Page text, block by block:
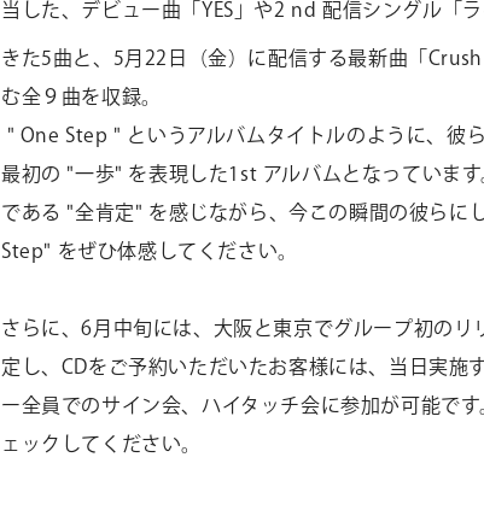
当した、デビュー曲「 YES 」や2 nd 配信シングル「
きた5曲と、 5月 22 日（金）に配信する最新曲「
む全９曲を収録。
" One Step " というアルバムタイトルのように、彼
最初の "一歩" を表現した1st アルバムとなっていま
である "全肯定" を感じながら、今この瞬間の彼らに
Step" をぜひ体感してください。
さらに、6月中旬には、大阪と東京でグループ初の
定し、 CDをご予約いただいたお客様には、当日実施
ー全員でのサイン会、ハイタッチ会に参加が可能で
ェックしてください。